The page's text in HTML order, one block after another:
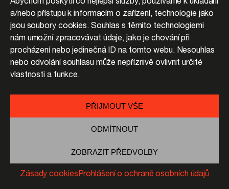
Abychom poskytli co nejlepší služby, používáme k ukládání
a/nebo přístupu k informacím o zařízení, technologie jako
jsou soubory cookies. Souhlas s těmito technologiemi
nám umožní zpracovávat údaje, jako je chování při
procházení nebo jedinečná ID na tomto webu. Nesouhlas
nebo odvolání souhlasu může nepříznivě ovlivnit určité
vlastnosti a funkce.
PŘIJMOUT VŠE
ODMÍTNOUT
ZOBRAZIT PŘEDVOLBY
Zásady cookiesProhlášení o ochraně osobních údajů